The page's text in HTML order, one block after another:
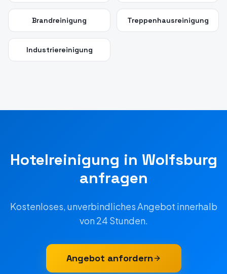
Brandreinigung Treppenhausreinigung
Industriereinigung
Hotelreinigung in Wolfsburg
anfragen
Kostenloses, unverbindliches Angebot innerhalb
von 24 Stunden.
Angebot anfordern